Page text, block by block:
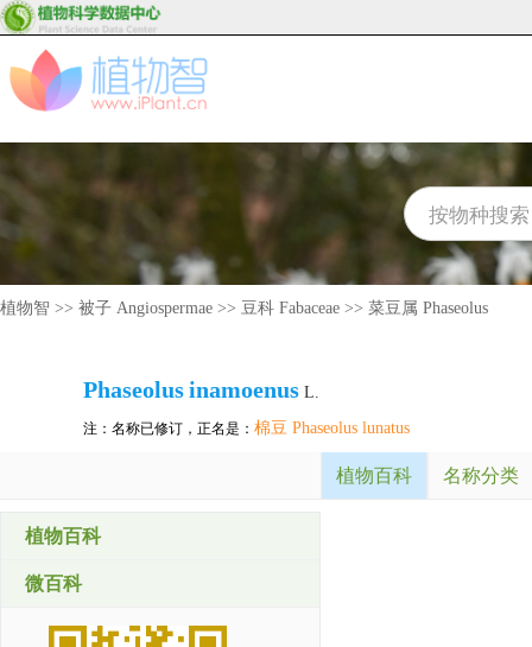
植物智 >> 被子 Angiospermae >> 豆科 Fabaceae >> 菜豆属 Phaseolus
Phaseolusinamoenus L.
注：名称已修订，正名是： 棉豆 Phaseolus lunatus
植物百科 名称分类
植物百科
微百科